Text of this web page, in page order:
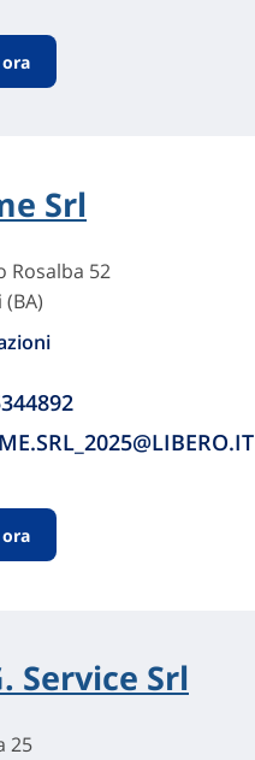
Srl
Rosalba 52
Service Srl
25